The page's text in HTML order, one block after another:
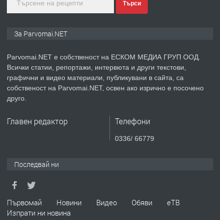
ПРЕДЛАГА
преди 1 година
ПРЕДЛАГА
ТЪРСИ
Търси
За Parvomai.NET
Parvomai.NET е собственост на ЕСКОМ МЕДИА ГРУП ООД.
Всички статии, репортажи, интервюта и други текстови,
графични и видео материали, публикувани в сайта, са
собственост на Parvomai.NET, освен ако изрично е посочено
друго.
Главен редактор Телефони
0336/ 66779
Последвай ни
Първомай Новини Видео Обяви
еТВ
Изпрати ни новина